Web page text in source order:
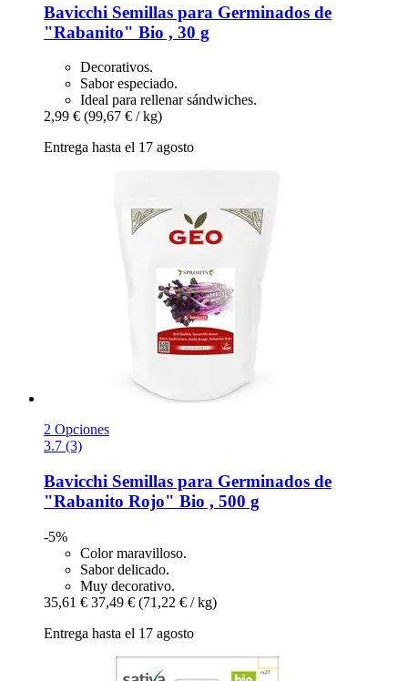
Bavicchi Semillas para Germinados de
"Rabanito" Bio , 30 g
Decorativos.
Sabor especiado.
Ideal para rellenar sándwiches.
2,99 € (99,67 € / kg)
Entrega hasta el 17 agosto
2 Opciones
3.7 (3)
Bavicchi Semillas para Germinados de
"Rabanito Rojo" Bio , 500 g
-5%
Color maravilloso.
Sabor delicado.
Muy decorativo.
35,61 € 37,49 € (71,22 € / kg)
Entrega hasta el 17 agosto